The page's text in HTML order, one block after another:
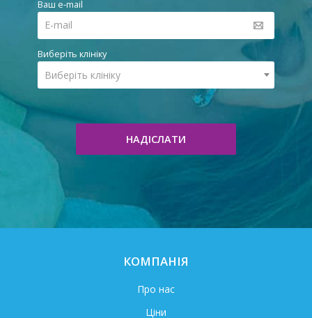
Ваш e-mail
Виберіть клініку
Виберіть клініку
НАДІСЛАТИ
КОМПАНІЯ
Про нас
Ціни